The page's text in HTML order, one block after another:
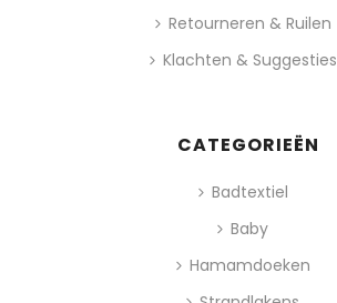
Retourneren & Ruilen
Klachten & Suggesties
CATEGORIEËN
Badtextiel
Baby
Hamamdoeken